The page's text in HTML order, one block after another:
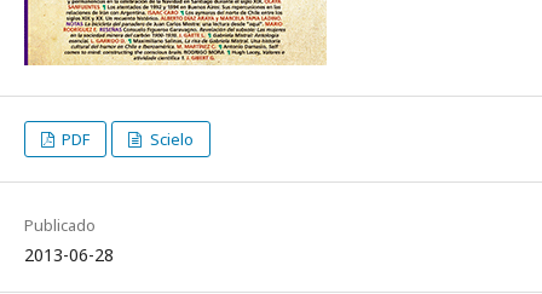
PDF Scielo
Publicado
2013-06-28